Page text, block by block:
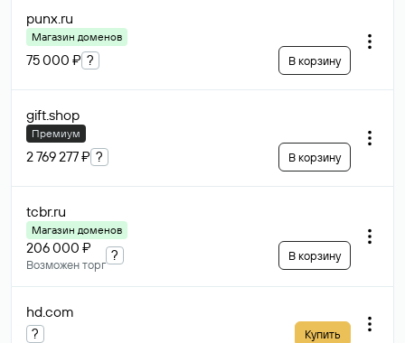
punx.ru
Магазин доменов
75 000 ₽ ? В корзину
gift.shop
Премиум
2 769 277 ₽ ? В корзину
tcbr.ru
Магазин доменов
206 000 ₽
Возможен торг
? В корзину
hd.com
? Купить